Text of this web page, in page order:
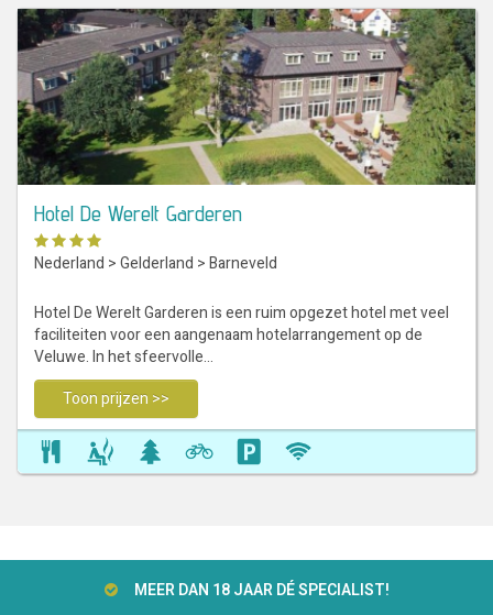
Hotel De Werelt Garderen
Nederland >Gelderland >Barneveld
Hotel De Werelt Garderen is een ruim opgezet hotel met veel
faciliteiten voor een aangenaam hotelarrangement op de
Veluwe. In het sfeervolle…
Toon prijzen >>
MEER DAN 18 JAAR DÉ SPECIALIST!